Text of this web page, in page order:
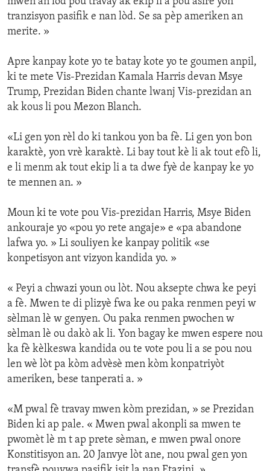
tranzisyon pasifik e nan lòd. Se sa pèp ameriken an
merite. »
Apre kanpay kote yo te batay kote yo te goumen anpil,
ki te mete Vis-Prezidan Kamala Harris devan Msye
Trump, Prezidan Biden chante lwanj Vis-prezidan an
ak kous li pou Mezon Blanch.
«Li gen yon rèl do ki tankou yon ba fè. Li gen yon bon
karaktè, yon vrè karaktè. Li bay tout kè li ak tout efò li,
e li menm ak tout ekip li a ta dwe fyè de kanpay ke yo
te mennen an. »
Moun ki te vote pou Vis-prezidan Harris, Msye Biden
ankouraje yo «pou yo rete angaje» e «pa abandone
lafwa yo. » Li souliyen ke kanpay politik «se
konpetisyon ant vizyon kandida yo. »
« Peyi a chwazi youn ou lòt. Nou aksepte chwa ke peyi
a fè. Mwen te di plizyè fwa ke ou paka renmen peyi w
sèlman lè w genyen. Ou paka renmen pwochen w
sèlman lè ou dakò ak li. Yon bagay ke mwen espere nou
ka fè kèlkeswa kandida ou te vote pou li a se pou nou
len wè lòt pa kòm advèsè men kòm konpatriyòt
ameriken, bese tanperati a. »
«M pwal fè travay mwen kòm prezidan, » se Prezidan
Biden ki ap pale. « Mwen pwal akonpli sa mwen te
pwomèt lè m t ap prete sèman, e mwen pwal onore
Konstitisyon an. 20 Janvye lòt ane, nou pwal gen yon